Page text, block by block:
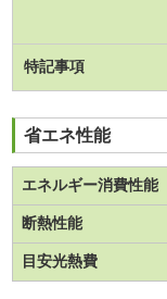
特記事項
省エネ性能
エネルギー消費性能
断熱性能
目安光熱費